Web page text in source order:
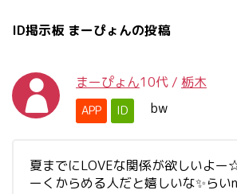
ID掲示板 まーぴょんの投稿
まーぴょん10代 / 栃木
APP ID bw
夏までにLOVEな関係が欲しいよ
ーくからめる人だと嬉しいな✨らい